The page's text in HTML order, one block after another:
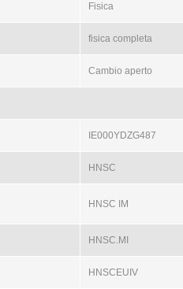
Fisica
fisica completa
Cambio aperto
IE000YDZG487
HNSC
HNSC IM
HNSC.MI
HNSCEUIV